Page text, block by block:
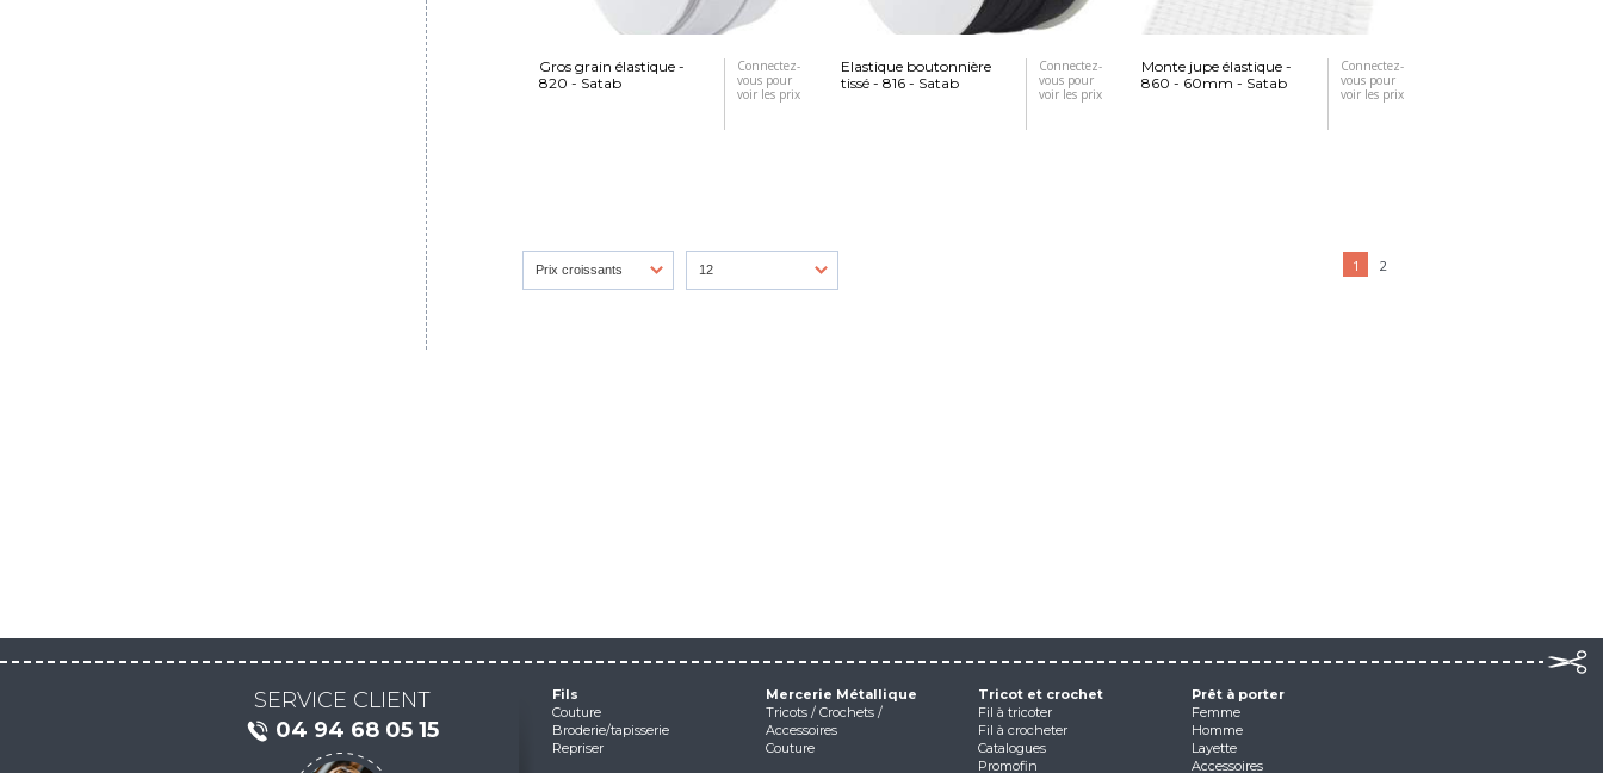
Gros grain élastique -
820 - Satab
Connectez-
vous pour
voir les prix
Elastique boutonnière
tissé - 816 - Satab
Connectez-
vous pour
voir les prix
Monte jupe élastique -
860 - 60mm - Satab
Connectez-
vous pour
voir les prix
1 2
SERVICE CLIENT
04 94 68 05 15
Fils
Couture
Broderie/tapisserie
Repriser
Mercerie Métallique
Tricots / Crochets /
Accessoires
Couture
Tricot et crochet
Fil à tricoter
Fil à crocheter
Catalogues
Promofin
Prêt à porter
Femme
Homme
Layette
Accessoires